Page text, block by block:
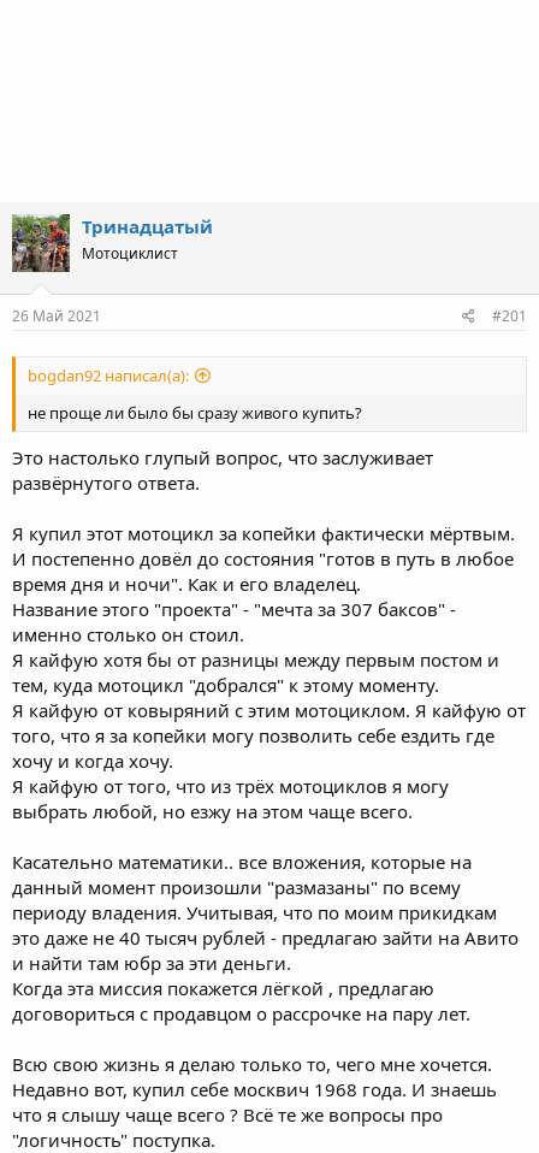
Тринадцатый
Мотоциклист
26 Май 2021 #201
bogdan92 написал(а):
не проще ли было бы сразу живого купить?
Это настолько глупый вопрос, что заслуживает
развёрнутого ответа.
Я купил этот мотоцикл за копейки фактически мёртвым.
И постепенно довёл до состояния "готов в путь в любое
время дня и ночи". Как и его владелец.
Название этого "проекта" - "мечта за 307 баксов" -
именно столько он стоил.
Я кайфую хотя бы от разницы между первым постом и
тем, куда мотоцикл "добрался" к этому моменту.
Я кайфую от ковыряний с этим мотоциклом. Я кайфую от
того, что я за копейки могу позволить себе ездить где
хочу и когда хочу.
Я кайфую от того, что из трёх мотоциклов я могу
выбрать любой, но езжу на этом чаще всего.
Касательно математики.. все вложения, которые на
данный момент произошли "размазаны" по всему
периоду владения. Учитывая, что по моим прикидкам
это даже не 40 тысяч рублей - предлагаю зайти на Авито
и найти там юбр за эти деньги.
Когда эта миссия покажется лёгкой , предлагаю
договориться с продавцом о рассрочке на пару лет.
Всю свою жизнь я делаю только то, чего мне хочется.
Недавно вот, купил себе москвич 1968 года. И знаешь
что я слышу чаще всего ? Всё те же вопросы про
"логичность" поступка.